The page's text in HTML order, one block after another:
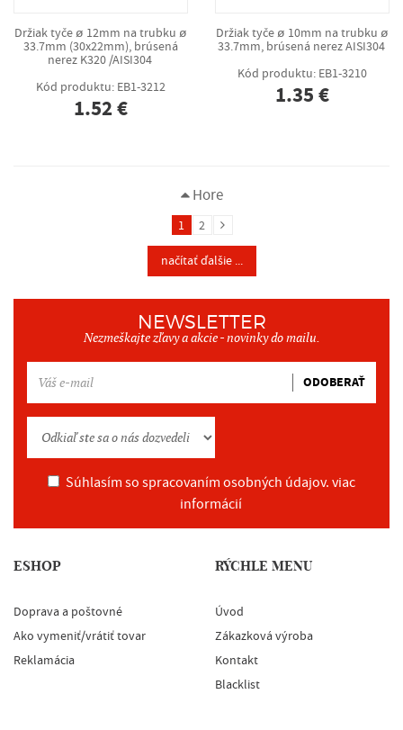
Držiak tyče ø 12mm na trubku ø
33.7mm (30x22mm), brúsená
nerez K320 /AISI304
Kód produktu: EB1-3212
1.52 €
Držiak tyče ø 10mm na trubku ø
33.7mm, brúsená nerez AISI304
Kód produktu: EB1-3210
1.35 €
Hore
1 2
načítať ďalšie ...
NEWSLETTER
Nezmeškajte zľavy a akcie - novinky do mailu.
ODOBERAŤ
Súhlasím so spracovaním osobných údajov. viac
informácií
ESHOP
Doprava a poštovné
Ako vymeniť/vrátiť tovar
Reklamácia
RÝCHLE MENU
Úvod
Zákazková výroba
Kontakt
Blacklist